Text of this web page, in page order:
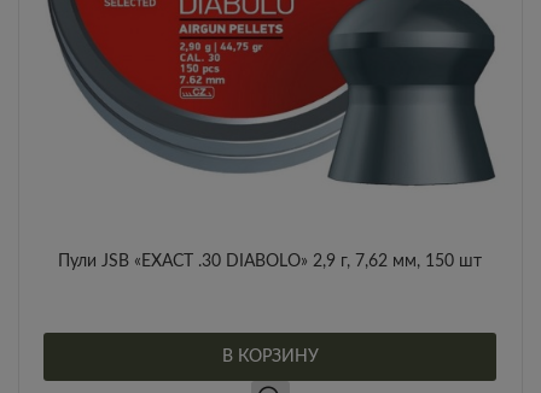
Пули JSB «EXACT .30 DIABOLO» 2,9 г, 7,62 мм, 150 шт
В КОРЗИНУ